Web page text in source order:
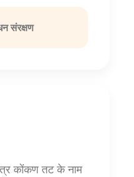
संरक्षण
कोंकण तट के नाम